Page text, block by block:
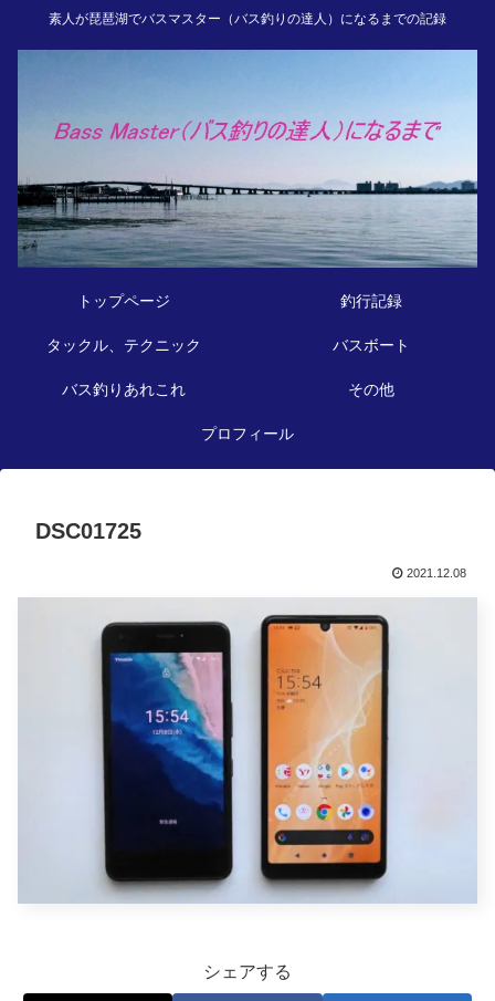
素人が琵琶湖でバスマスター（バス釣りの達人）になるまでの記録
トップページ 釣行記録
タックル、テクニック バスボート
バス釣りあれこれ その他
プロフィール
DSC01725
2021.12.08
シェアする